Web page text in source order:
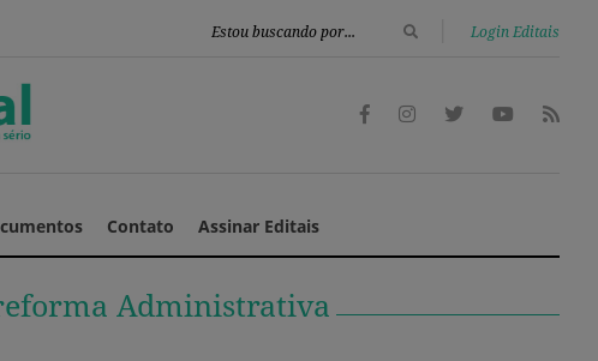
Login Editais
Contato Assinar Editais
Administrativa